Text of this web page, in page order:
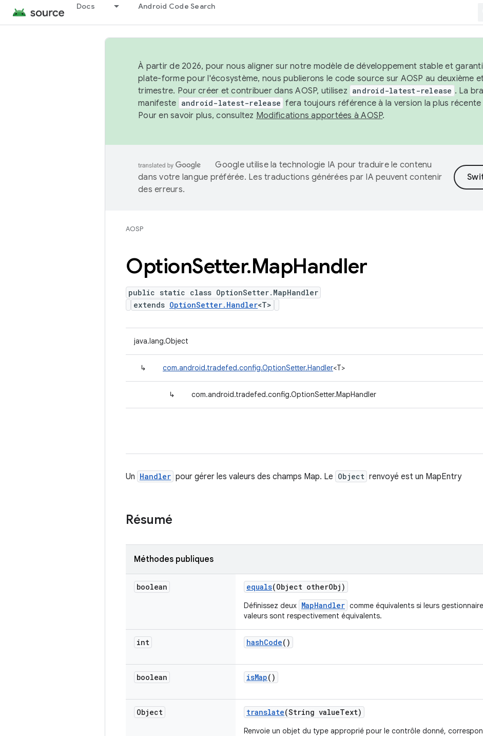
Docs Android Code Search
À partir de 2026, pour nous aligner sur notre modèle de développement stable et
plate-forme pour l'écosystème, nous publierons le code source sur AOSP au deuxième
trimestre. Pour créer et contribuer dans AOSP, utilisez android-latest-release . La
manifeste android-latest-release fera toujours référence à la version la plus récente
Pour en savoir plus, consultez Modifications apportées à AOSP.
Google utilise la technologie IA pour traduire le contenu
dans votre langue préférée. Les traductions générées par IA peuvent contenir
des erreurs.
AOSP
OptionSetter.MapHandler
public static class OptionSetter.MapHandler
extends OptionSetter.Handler<T>
java.lang.Object
↳ com.android.tradefed.config.OptionSetter.Handler<T>
↳ com.android.tradefed.config.OptionSetter.MapHandler
Un Handler pour gérer les valeurs des champs Map. Le Object renvoyé est un MapEntry
Résumé
Méthodes publiques
boolean equals(Object otherObj)
Définissez deux MapHandler comme équivalents si leurs
valeurs sont respectivement équivalents.
int hashCode()
boolean isMap()
Object translate(String valueText)
Renvoie un objet du type approprié pour le contrôle donné,